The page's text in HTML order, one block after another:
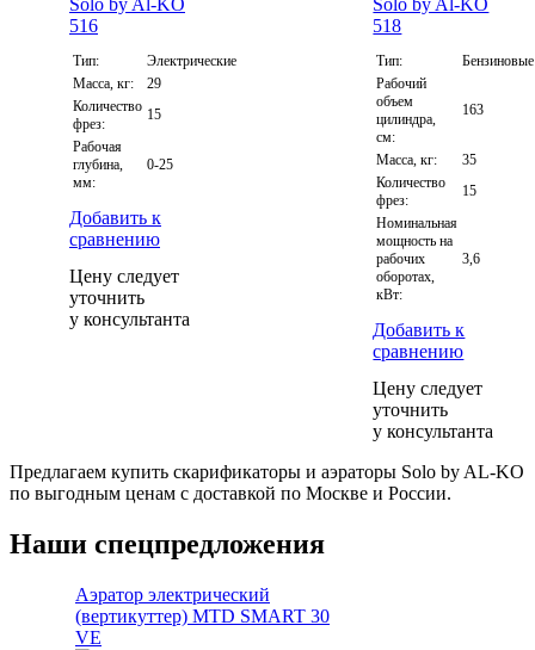
Тип:
Электрические
Масса, кг:
29
Количество
фрез:
15
Рабочая
глубина,
мм:
0-25
Добавить к
сравнению
Цену следует
уточнить
у консультанта
Тип:
Бензиновые
Рабочий
объем
цилиндра,
см:
163
Масса, кг:
35
Количество
фрез:
15
Номинальная
мощность на
рабочих
оборотах,
кВт:
3,6
Добавить к
сравнению
Цену следует
уточнить
у консультанта
Предлагаем купить скарификаторы и аэраторы Solo by AL-KO
по выгодным ценам с доставкой по Москве и России.
Наши спецпредложения
Аэратор электрический
(вертикуттер) MTD SMART 30
VE